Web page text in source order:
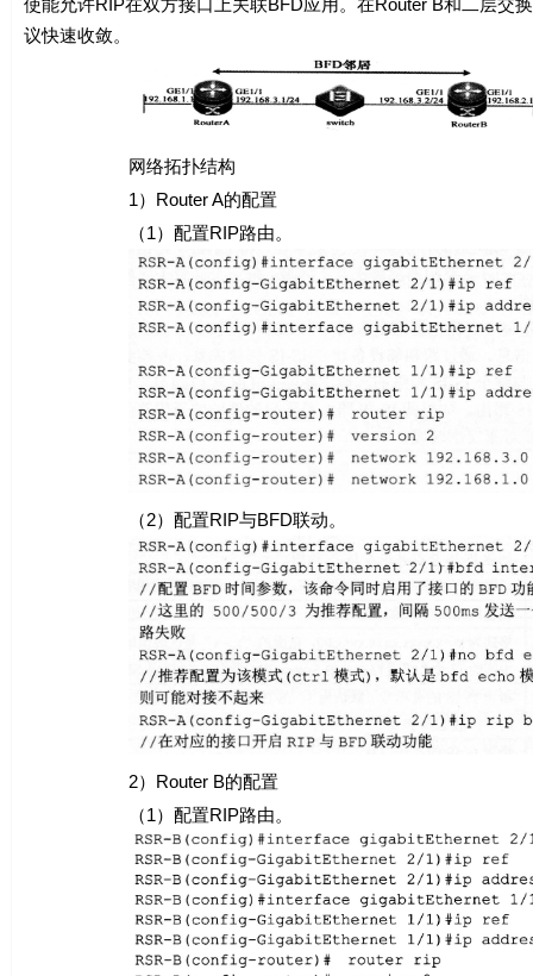
使能允许RIP在双方接口上关联BFD应用。在Router B和二层交
议快速收敛。
网络拓扑结构
1）Router A的配置
（1）配置RIP路由。
（2）配置RIP与BFD联动。
2）Router B的配置
（1）配置RIP路由。